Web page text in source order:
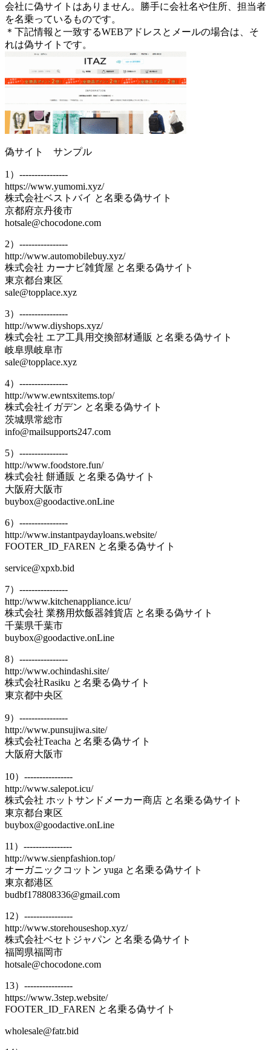
会社に偽サイトはありません。勝手に会社名や住所、担当者
を名乗っているものです。
＊下記情報と一致するWEBアドレスとメールの場合は、そ
れは偽サイトです。
偽サイト サンプル
1）----------------
https://www.yumomi.xyz/
株式会社ベストバイ と名乗る偽サイト
京都府京丹後市
hotsale@chocodone.com
2）----------------
http://www.automobilebuy.xyz/
株式会社 カーナビ雑貨屋 と名乗る偽サイト
東京都台東区
sale@topplace.xyz
3）----------------
http://www.diyshops.xyz/
株式会社 エア工具用交換部材通販 と名乗る偽サイト
岐阜県岐阜市
sale@topplace.xyz
4）----------------
http://www.ewntsxitems.top/
株式会社イガデン と名乗る偽サイト
茨城県常総市
info@mailsupports247.com
5）----------------
http://www.foodstore.fun/
株式会社 餅通販 と名乗る偽サイト
大阪府大阪市
buybox@goodactive.onLine
6）----------------
http://www.instantpaydayloans.website/
FOOTER_ID_FAREN と名乗る偽サイト
service@xpxb.bid
7）----------------
http://www.kitchenappliance.icu/
株式会社 業務用炊飯器雑貨店 と名乗る偽サイト
千葉県千葉市
buybox@goodactive.onLine
8）----------------
http://www.ochindashi.site/
株式会社Rasiku と名乗る偽サイト
東京都中央区
9）----------------
http://www.punsujiwa.site/
株式会社Teacha と名乗る偽サイト
大阪府大阪市
10）----------------
http://www.salepot.icu/
株式会社 ホットサンドメーカー商店 と名乗る偽サイト
東京都台東区
buybox@goodactive.onLine
11）----------------
http://www.sienpfashion.top/
オーガニックコットン yuga と名乗る偽サイト
東京都港区
budbf178808336@gmail.com
12）----------------
http://www.storehouseshop.xyz/
株式会社ベセトジャパン と名乗る偽サイト
福岡県福岡市
hotsale@chocodone.com
13）----------------
https://www.3step.website/
FOOTER_ID_FAREN と名乗る偽サイト
wholesale@fatr.bid